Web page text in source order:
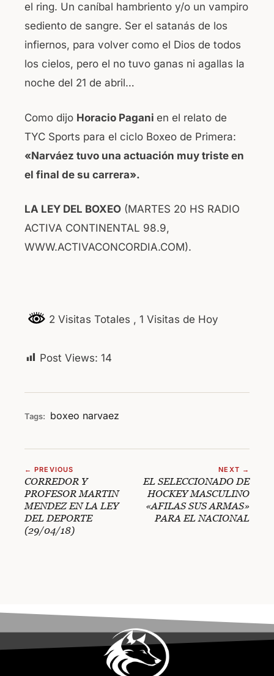
el ring. Un caníbal hambriento y/o un vampiro
sediento de sangre. Ser el satanás de los
infiernos, para volver como el Dios de todos
los cielos, pero el no tuvo ganas ni agallas la
noche del 21 de abril…
Como dijo Horacio Pagani en el relato de
TYC Sports para el ciclo Boxeo de Primera:
«Narváez tuvo una actuación muy triste en
el final de su carrera».
LA LEY DEL BOXEO (MARTES 20 HS RADIO
ACTIVA CONTINENTAL 98.9,
WWW.ACTIVACONCORDIA.COM).
2 Visitas Totales , 1 Visitas de Hoy
Post Views: 14
Tags: boxeo narvaez
← PREVIOUS
CORREDOR Y
PROFESOR MARTIN
MENDEZ EN LA LEY
DEL DEPORTE
(29/04/18)
NEXT →
EL SELECCIONADO DE
HOCKEY MASCULINO
«AFILAS SUS ARMAS»
PARA EL NACIONAL